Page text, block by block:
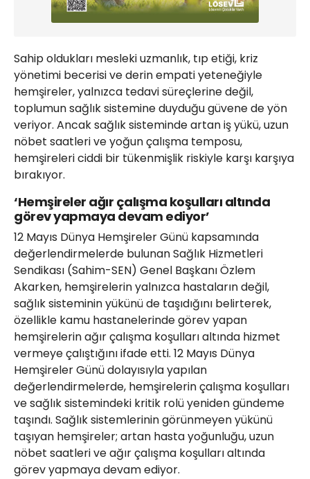
Sahip oldukları mesleki uzmanlık, tıp etiği, kriz
yönetimi becerisi ve derin empati yeteneğiyle
hemşireler, yalnızca tedavi süreçlerine değil,
toplumun sağlık sistemine duyduğu güvene de yön
veriyor. Ancak sağlık sisteminde artan iş yükü, uzun
nöbet saatleri ve yoğun çalışma temposu,
hemşireleri ciddi bir tükenmişlik riskiyle karşı karşıya
bırakıyor.
‘Hemşireler ağır çalışma koşulları altında
görev yapmaya devam ediyor’
12 Mayıs Dünya Hemşireler Günü kapsamında
değerlendirmelerde bulunan Sağlık Hizmetleri
Sendikası (Sahim-SEN) Genel Başkanı Özlem
Akarken, hemşirelerin yalnızca hastaların değil,
sağlık sisteminin yükünü de taşıdığını belirterek,
özellikle kamu hastanelerinde görev yapan
hemşirelerin ağır çalışma koşulları altında hizmet
vermeye çalıştığını ifade etti. 12 Mayıs Dünya
Hemşireler Günü dolayısıyla yapılan
değerlendirmelerde, hemşirelerin çalışma koşulları
ve sağlık sistemindeki kritik rolü yeniden gündeme
taşındı. Sağlık sistemlerinin görünmeyen yükünü
taşıyan hemşireler; artan hasta yoğunluğu, uzun
nöbet saatleri ve ağır çalışma koşulları altında
görev yapmaya devam ediyor.